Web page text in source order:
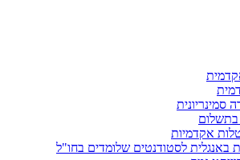
סמינריונית
אקדמיות
באנגלית לסטודנטים שלומדים בחו"ל